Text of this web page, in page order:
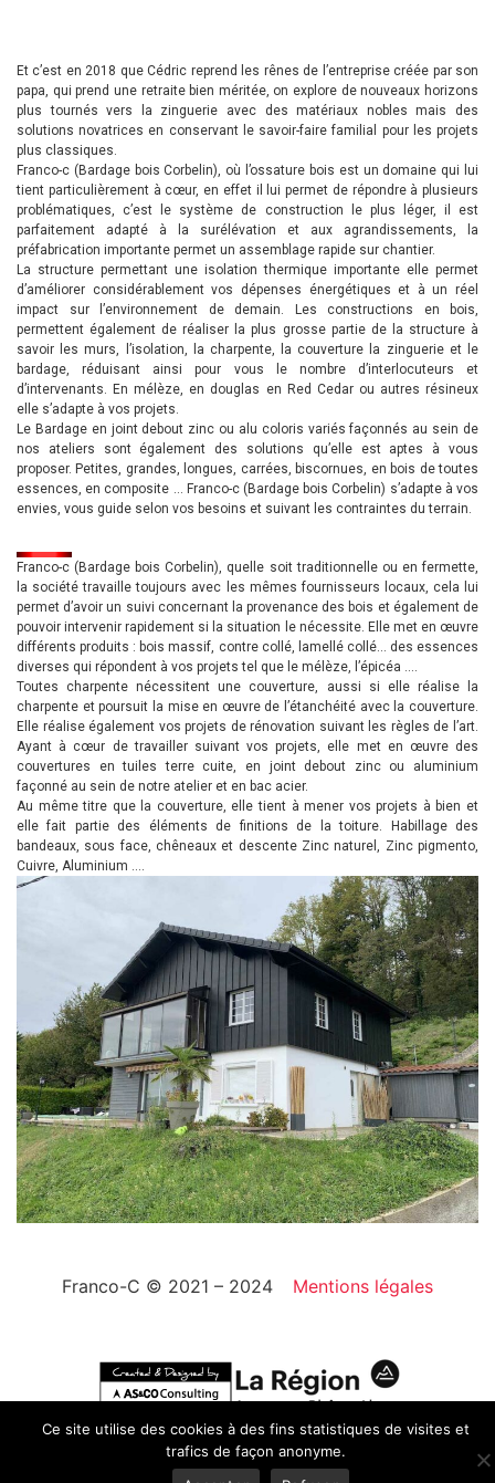
Et c’est en 2018 que Cédric reprend les rênes de l’entreprise créée par son
papa, qui prend une retraite bien méritée, on explore de nouveaux horizons
plus tournés vers la zinguerie avec des matériaux nobles mais des
solutions novatrices en conservant le savoir-faire familial pour les projets
plus classiques.
Franco-c (Bardage bois Corbelin), où l’ossature bois est un domaine qui lui
tient particulièrement à cœur, en effet il lui permet de répondre à plusieurs
problématiques, c’est le système de construction le plus léger, il est
parfaitement adapté à la surélévation et aux agrandissements, la
préfabrication importante permet un assemblage rapide sur chantier.
La structure permettant une isolation thermique importante elle permet
d’améliorer considérablement vos dépenses énergétiques et à un réel
impact sur l’environnement de demain. Les constructions en bois,
permettent également de réaliser la plus grosse partie de la structure à
savoir les murs, l’isolation, la charpente, la couverture la zinguerie et le
bardage, réduisant ainsi pour vous le nombre d’interlocuteurs et
d’intervenants. En mélèze, en douglas en Red Cedar ou autres résineux
elle s’adapte à vos projets.
Le Bardage en joint debout zinc ou alu coloris variés façonnés au sein de
nos ateliers sont également des solutions qu’elle est aptes à vous
proposer. Petites, grandes, longues, carrées, biscornues, en bois de toutes
essences, en composite … Franco-c (Bardage bois Corbelin) s’adapte à vos
envies, vous guide selon vos besoins et suivant les contraintes du terrain.
Franco-c (Bardage bois Corbelin), quelle soit traditionnelle ou en fermette,
la société travaille toujours avec les mêmes fournisseurs locaux, cela lui
permet d’avoir un suivi concernant la provenance des bois et également de
pouvoir intervenir rapidement si la situation le nécessite. Elle met en œuvre
différents produits : bois massif, contre collé, lamellé collé… des essences
diverses qui répondent à vos projets tel que le mélèze, l’épicéa ….
Toutes charpente nécessitent une couverture, aussi si elle réalise la
charpente et poursuit la mise en œuvre de l’étanchéité avec la couverture.
Elle réalise également vos projets de rénovation suivant les règles de l’art.
Ayant à cœur de travailler suivant vos projets, elle met en œuvre des
couvertures en tuiles terre cuite, en joint debout zinc ou aluminium
façonné au sein de notre atelier et en bac acier.
Au même titre que la couverture, elle tient à mener vos projets à bien et
elle fait partie des éléments de finitions de la toiture. Habillage des
bandeaux, sous face, chêneaux et descente Zinc naturel, Zinc pigmento,
Cuivre, Aluminium ….
Franco-C © 2021 – 2024 Mentions légales
Ce site utilise des cookies à des fins statistiques de visites et
trafics de façon anonyme.